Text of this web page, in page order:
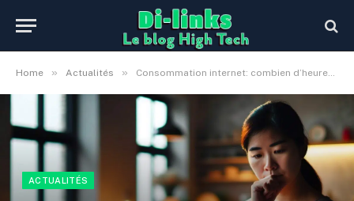
Home » Actualités » Consommation internet: combien d’heures avec 4 Go de données ?
ACTUALITÉS